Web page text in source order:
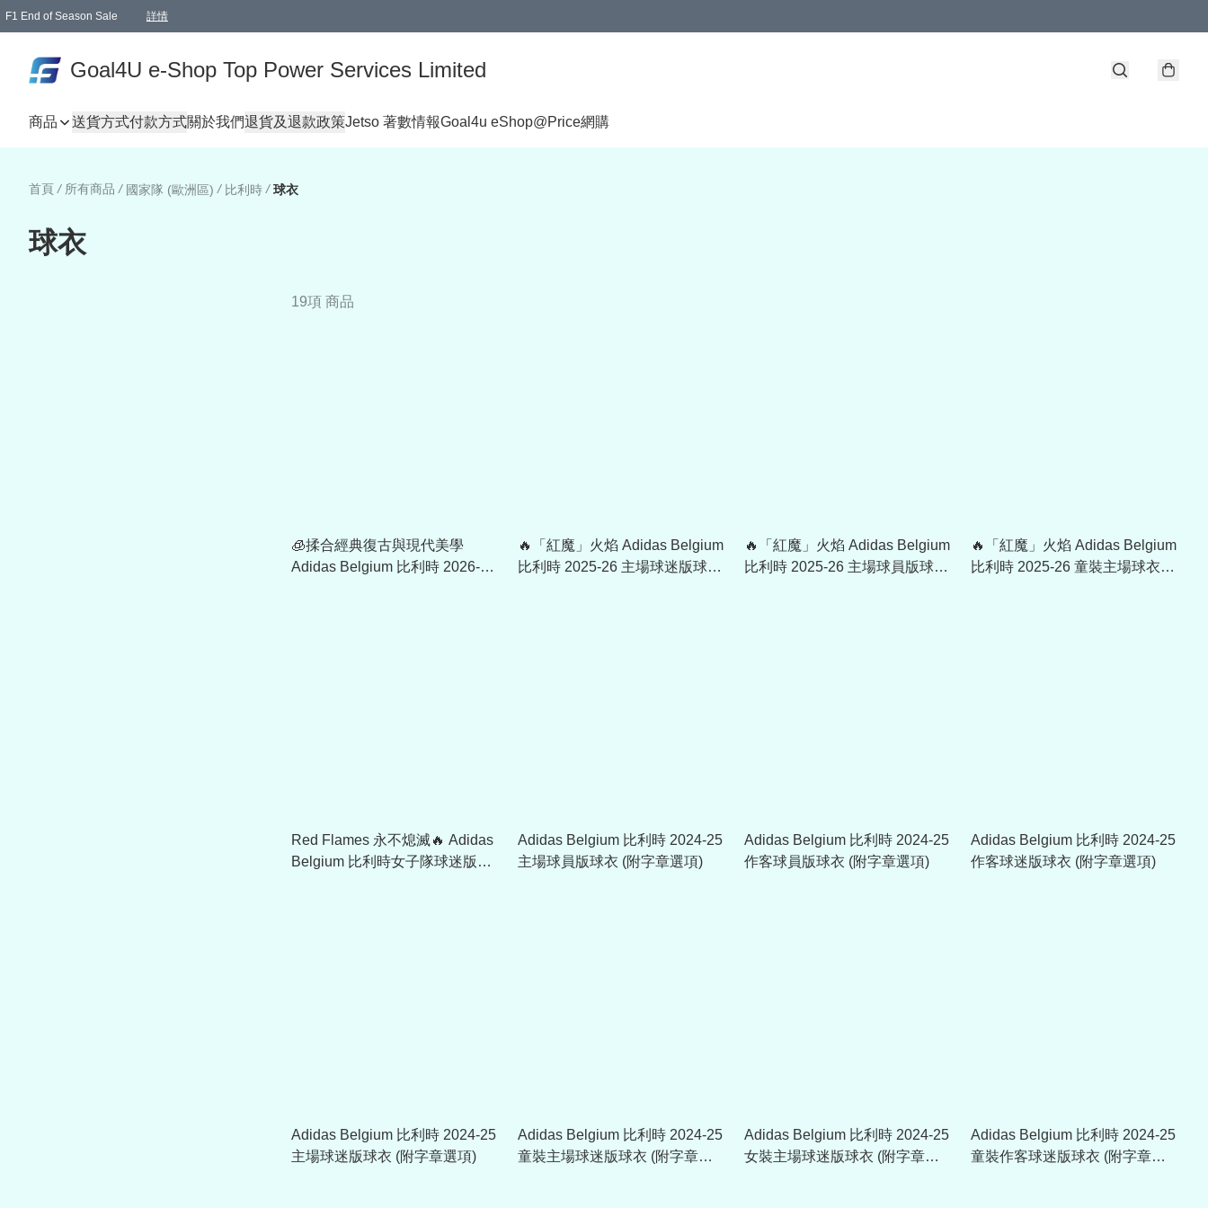
F1 End of Season Sale 詳情
Goal4U e-Shop Top Power Services Limited
商品 送貨方式付款方式關於我們退貨及退款政策Jetso 著數情報Goal4u eShop@Price網購
首頁 / 所有商品 / 國家隊 (歐洲區) / 比利時 / 球衣
球衣
19項 商品
🧊揉合經典復古與現代美學
Adidas Belgium 比利時 2026-27
🔥「紅魔」火焰 Adidas Belgium
比利時 2025-26 主場球迷版球衣
🔥「紅魔」火焰 Adidas Belgium
比利時 2025-26 主場球員版球衣
🔥「紅魔」火焰 Adidas Belgium
比利時 2025-26 童裝主場球衣
Red Flames 永不熄滅🔥 Adidas
Belgium 比利時女子隊球迷版作
Adidas Belgium 比利時 2024-25
主場球員版球衣 (附字章選項)
Adidas Belgium 比利時 2024-25
作客球員版球衣 (附字章選項)
Adidas Belgium 比利時 2024-25
作客球迷版球衣 (附字章選項)
Adidas Belgium 比利時 2024-25
主場球迷版球衣 (附字章選項)
Adidas Belgium 比利時 2024-25
童裝主場球迷版球衣 (附字章選
Adidas Belgium 比利時 2024-25
女裝主場球迷版球衣 (附字章選
Adidas Belgium 比利時 2024-25
童裝作客球迷版球衣 (附字章選